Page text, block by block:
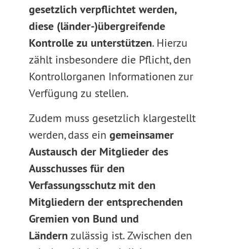
gesetzlich verpflichtet werden,
diese (länder-)übergreifende
Kontrolle zu unterstützen. Hierzu
zählt insbesondere die Pflicht, den
Kontrollorganen Informationen zur
Verfügung zu stellen.
Zudem muss gesetzlich klargestellt
werden, dass ein gemeinsamer
Austausch der Mitglieder des
Ausschusses für den
Verfassungsschutz mit den
Mitgliedern der entsprechenden
Gremien von Bund und
Ländern zulässig ist. Zwischen den